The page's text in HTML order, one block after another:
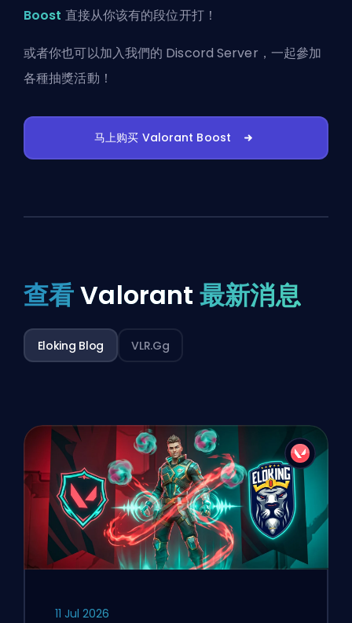
Boost 直接从你该有的段位开打！
或者你也可以加入我們的 Discord Server ，一起參加
各種抽獎活動！
马上购买 Valorant Boost
查看Valorant 最新消息
Eloking Blog VLR.gg
11 Jul 2026